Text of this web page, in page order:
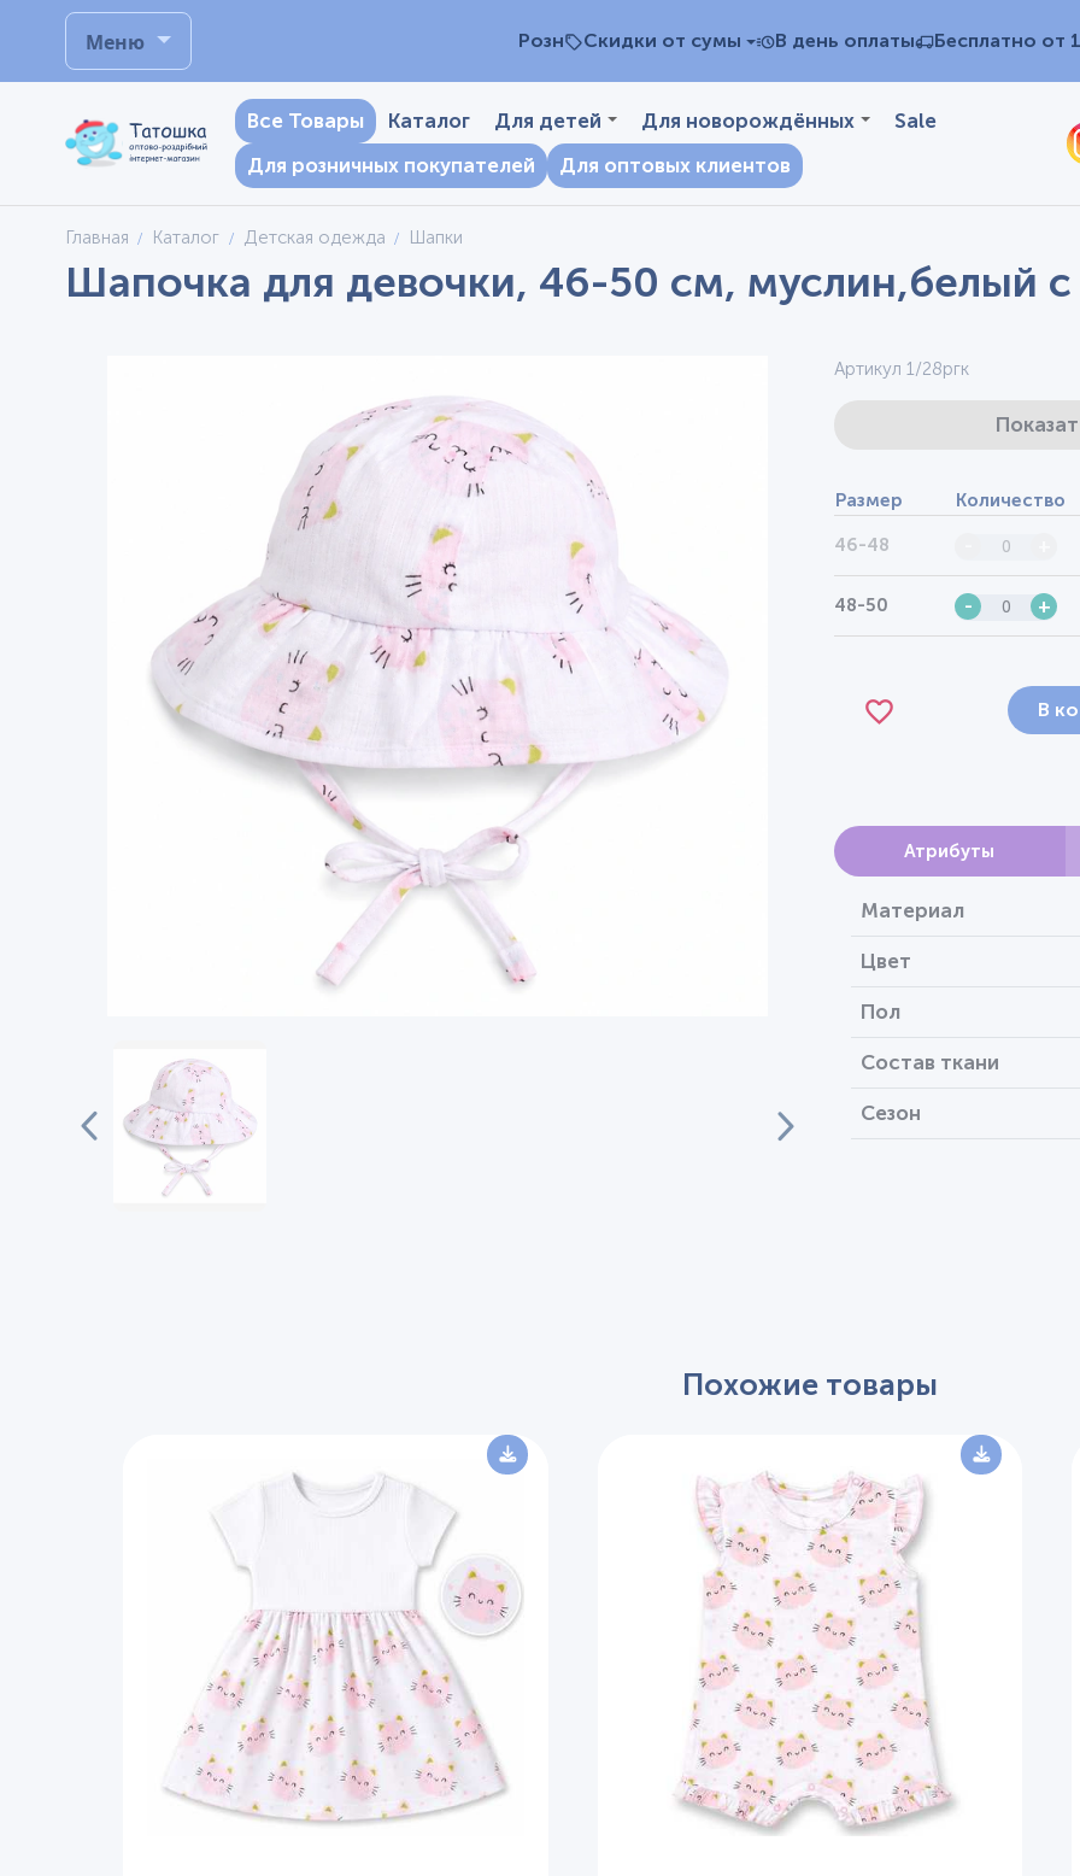
Меню Розн Скидки от сумы В день оплаты Бесплатно от
Все Товары Каталог Для детей Для новорождённых
Sale
Для розничных покупателей
Для оптовых клиентов
Главная Каталог Детская одежда Шапки
Шапочка для девочки, 46-50 см, муслин,белый
Артикул 1/28ргк
Размер Количество
46-48
48-50 - +
В
Атрибуты
Материал
Цвет
Пол
Состав ткани
Сезон
Похожие товары